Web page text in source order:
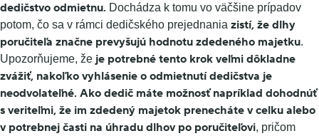
dedičstvo odmietnu. Dochádza k tomu vo väčšine prípadov
potom, čo sa v rámci dedičského prejednania zistí, že dlhy
poručiteľa značne prevyšujú hodnotu zdedeného majetku.
Upozorňujeme, že je potrebné tento krok veľmi dôkladne
zvážiť, nakoľko vyhlásenie o odmietnutí dedičstva je
neodvolateľné. Ako dedič máte možnosť napríklad dohodnúť
s veriteľmi, že im zdedený majetok prenecháte v celku alebo
v potrebnej časti na úhradu dlhov po poručiteľovi, pričom